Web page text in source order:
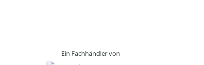
Ein Fachhändler von